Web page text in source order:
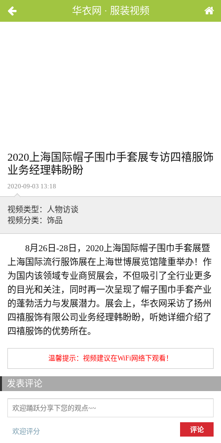
华衣网 · 服装视频
2020上海国际帽子围巾手套展专访四禧服饰
业务经理韩盼盼
2020-09-03 13:18
视频类型：人物访谈
视频分类：饰品
8月26日-28日，2020上海国际帽子围巾手套展暨
上海国际流行服饰展在上海世博展览馆隆重举办！作
为国内该领域专业商贸展会，不但吸引了全行业更多
的目光和关注，同时再一次呈现了帽子围巾手套产业
的蓬勃活力与发展潜力。展会上，华衣网采访了扬州
四禧服饰有限公司业务经理韩盼盼，听她详细介绍了
四禧服饰的优势所在。
温馨提示：视频建议在WiFi网络下观看！
发表评论
欢迎评分 评论